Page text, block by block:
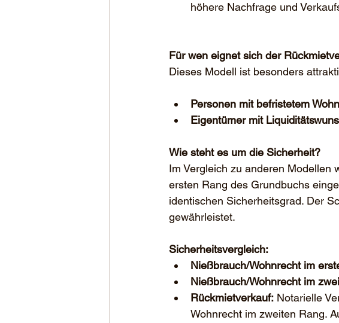
höhere Nachfrage und
Für wen eignet sich der
Dieses Modell ist besonders
Personen mit befristetem
Eigentümer mit
Wie steht es um die Sicherheit?
Im Vergleich zu anderen Modellen
ersten Rang des Grundbuchs
identischen Sicherheitsgrad. Der
gewährleistet.
Sicherheitsvergleich:
Nießbrauch/Wohnrecht im
Nießbrauch/Wohnrecht im
Rückmietverkauf: Notarielle
Wohnrecht im zweiten Rang.